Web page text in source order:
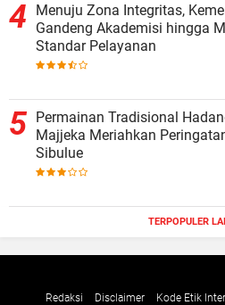
Menuju Zona Integritas,
Gandeng Akademisi hingga
Standar Pelayanan
Permainan Tradisional
Majjeka Meriahkan
Sibulue
TERPOPULER
Redaksi Disclaimer Kode Etik